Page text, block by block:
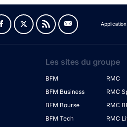
Les sites du groupe
BFM
BFM Business
BFM Bourse
BFM Tech
RMC
RMC
RMC
RMC